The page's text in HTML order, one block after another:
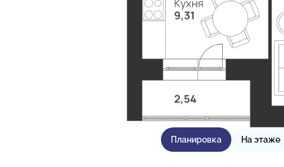
Планировка На этаже